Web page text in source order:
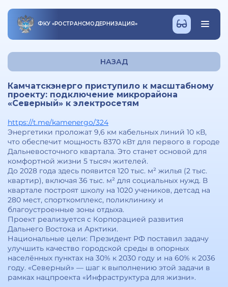
ФКУ «РОСТРАНСМОДЕРНИЗАЦИЯ»
НАЗАД
Камчатскэнерго приступило к масштабному
проекту: подключение микрорайона
«Северный» к электросетям
https://t.me/kamenergo/324
Энергетики проложат 9,6 км кабельных линий 10 кВ,
что обеспечит мощность 8370 кВт для первого в городе
Дальневосточного квартала. Это станет основой для
комфортной жизни 5 тысяч жителей.
До 2028 года здесь появится 120 тыс. м² жилья (2 тыс.
квартир), включая 36 тыс. м² для социальных нужд. В
квартале построят школу на 1020 учеников, детсад на
280 мест, спорткомплекс, поликлинику и
благоустроенные зоны отдыха.
Проект реализуется с Корпорацией развития
Дальнего Востока и Арктики.
Национальные цели: Президент РФ поставил задачу
улучшить качество городской среды в опорных
населённых пунктах на 30% к 2030 году и на 60% к 2036
году. «Северный» — шаг к выполнению этой задачи в
рамках нацпроекта «Инфраструктура для жизни».